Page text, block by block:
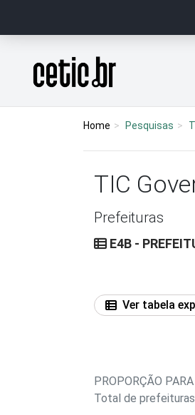
Página inicial
Home Pesquisas
TIC
Prefeituras
E4B -
Ver tabela
PROPORÇÃO
Total de